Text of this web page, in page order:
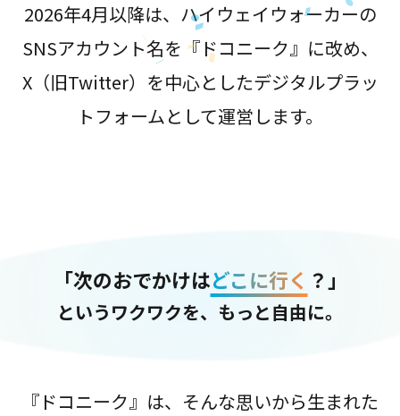
2026年4月以降は、ハイウェイウォーカーの
SNSアカウント名を『ドコニーク』に改め、
X（旧Twitter）を中心としたデジタルプラッ
トフォームとして運営します。
「次のおでかけはどこに行く ？」
というワクワクを、もっと自由に。
『ドコニーク』は、そんな思いから生まれた